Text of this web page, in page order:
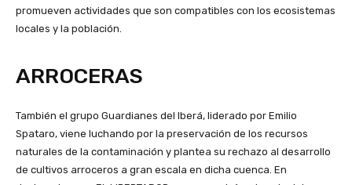
promueven actividades que son compatibles con los ecosistemas
locales y la población.
ARROCERAS
También el grupo Guardianes del Iberá, liderado por Emilio
Spataro, viene luchando por la preservación de los recursos
naturales de la contaminación y plantea su rechazo al desarrollo
de cultivos arroceros a gran escala en dicha cuenca. En